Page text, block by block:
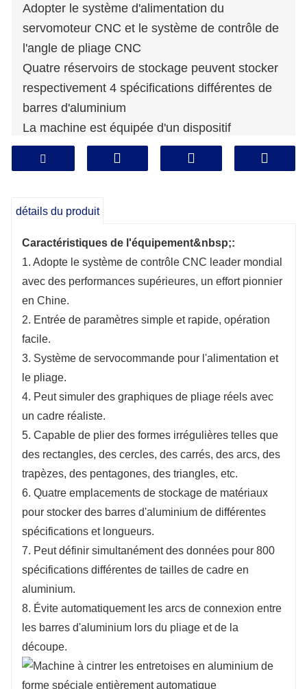
Adopter le système d'alimentation du
servomoteur CNC et le système de contrôle de
l'angle de pliage CNC
Quatre réservoirs de stockage peuvent stocker
respectivement 4 spécifications différentes de
barres d'aluminium
La machine est équipée d'un dispositif
d'impression d'étiquettes pour imprimer les
informations de traitement en ligne en temps
détails du produit
Caractéristiques de l'équipement&nbsp;:
1. Adopte le système de contrôle CNC leader mondial
avec des performances supérieures, un effort pionnier
en Chine.
2. Entrée de paramètres simple et rapide, opération
facile.
3. Système de servocommande pour l'alimentation et
le pliage.
4. Peut simuler des graphiques de pliage réels avec
un cadre réaliste.
5. Capable de plier des formes irrégulières telles que
des rectangles, des cercles, des carrés, des arcs, des
trapèzes, des pentagones, des triangles, etc.
6. Quatre emplacements de stockage de matériaux
pour stocker des barres d'aluminium de différentes
spécifications et longueurs.
7. Peut définir simultanément des données pour 800
spécifications différentes de tailles de cadre en
aluminium.
8. Évite automatiquement les arcs de connexion entre
les barres d'aluminium lors du pliage et de la
découpe.